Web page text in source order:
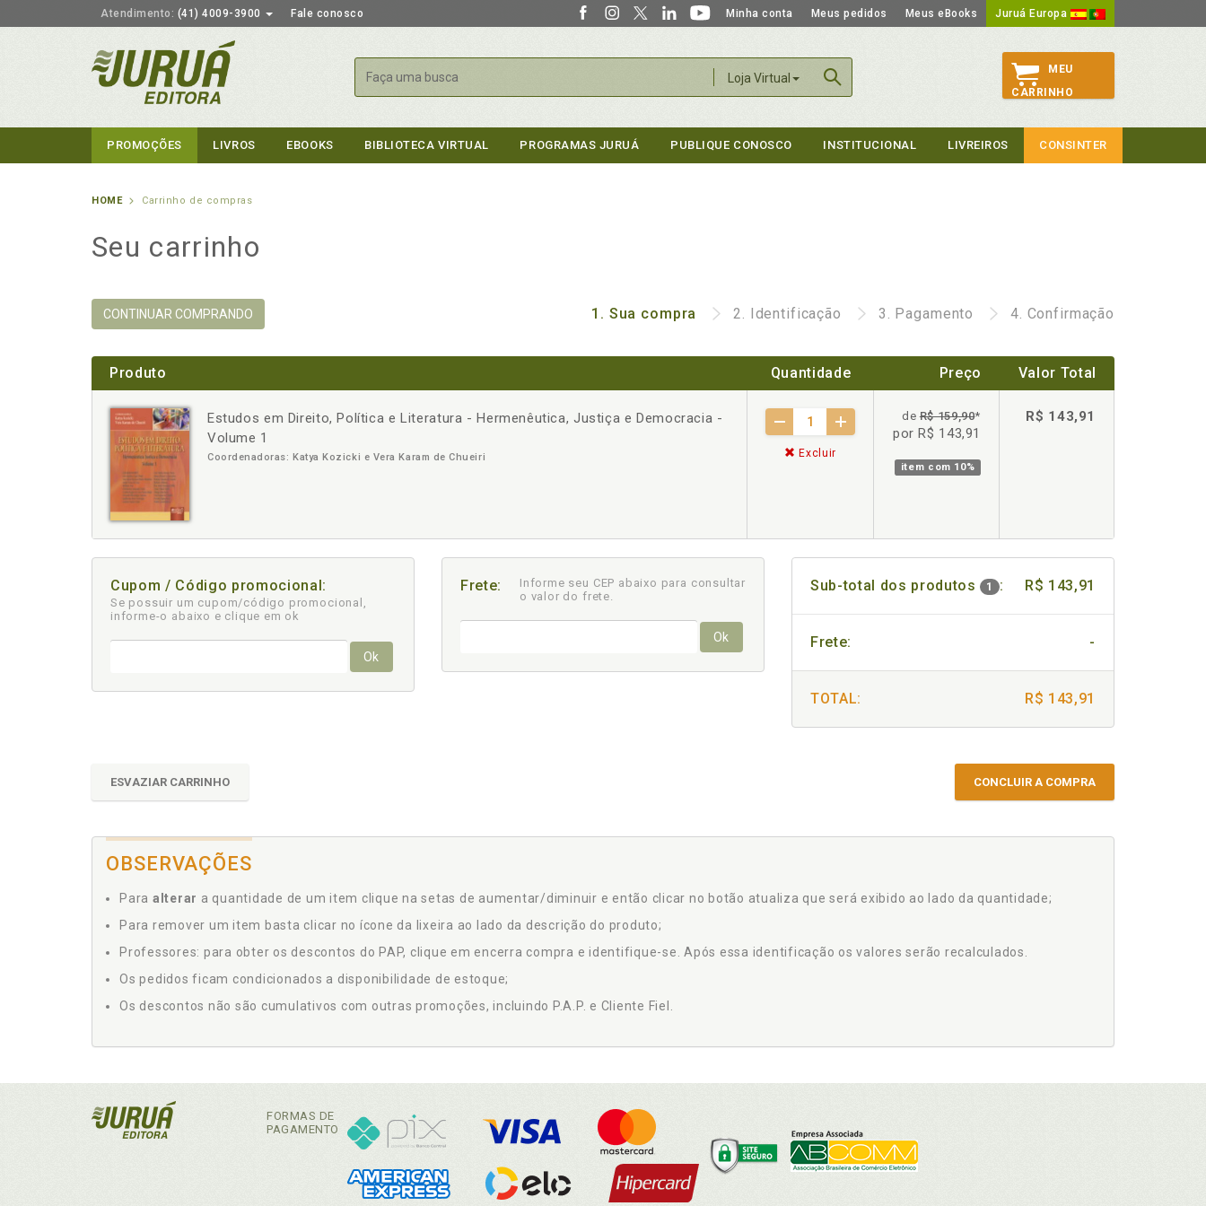
Atendimento: (41) 4009-3900 Fale conosco Minha conta Meus pedidos Meus eBooks Juruá Europa
Loja Virtual
Buscar
MEU
CARRINHO
PROMOÇÕES LIVROS EBOOKS BIBLIOTECA VIRTUAL PROGRAMAS JURUÁ PUBLIQUE CONOSCO INSTITUCIONAL LIVREIROS CONSINTER
HOME Carrinho de compras
Seu carrinho
CONTINUAR COMPRANDO 1. Sua compra 2. Identificação 3. Pagamento 4. Confirmação
Produto Quantidade Preço Valor Total
Estudos em Direito, Política e Literatura - Hermenêutica, Justiça e Democracia -
Volume 1
Coordenadoras: Katya Kozicki e Vera Karam de Chueiri
- +
Excluir
deR$ 159,90*
por R$ 143,91
item com 10%
R$ 143,91
Cupom / Código promocional:
Se possuir um cupom/código promocional,
informe-o abaixo e clique em ok
Ok
Frete:
Informe seu CEP abaixo para consultar
o valor do frete.
Ok
Sub-total dos produtos 1 : R$ 143,91
Frete: -
TOTAL: R$ 143,91
ESVAZIAR CARRINHO CONCLUIR A COMPRA
OBSERVAÇÕES
Para alterar a quantidade de um item clique na setas de aumentar/diminuir e então clicar no botão atualiza que será exibido ao lado da quantidade;
Para remover um item basta clicar no ícone da lixeira ao lado da descrição do produto;
Professores: para obter os descontos do PAP, clique em encerra compra e identifique-se. Após essa identificação os valores serão recalculados.
Os pedidos ficam condicionados a disponibilidade de estoque;
Os descontos não são cumulativos com outras promoções, incluindo P.A.P. e Cliente Fiel.
FORMAS DE
PAGAMENTO